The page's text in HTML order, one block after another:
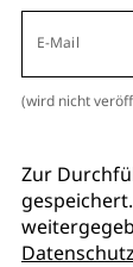
E-Mail
(wird nicht
Zur
Datenschutz